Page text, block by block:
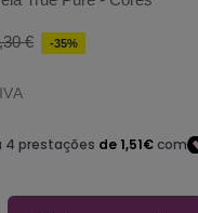
€ -35%